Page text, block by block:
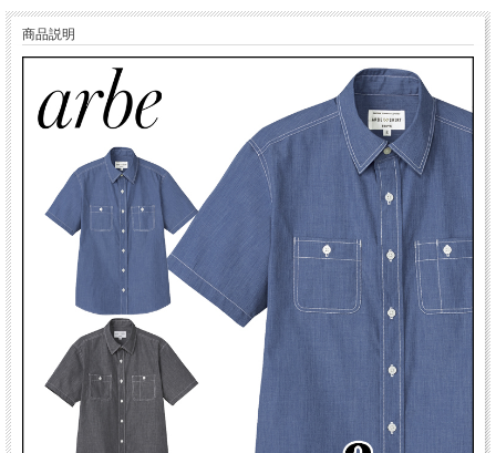
商品説明